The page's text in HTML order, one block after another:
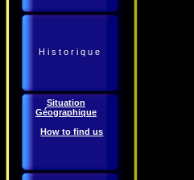
H i s t o r i q u e
Situation
Géographique
How to find us